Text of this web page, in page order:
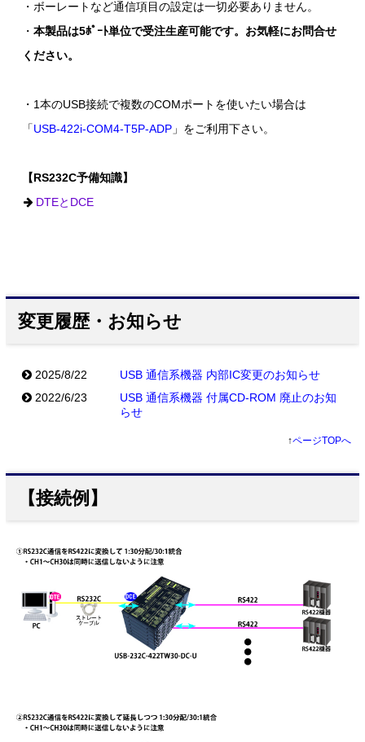
・ボーレートなど通信項目の設定は一切必要ありません。
・ 本製品は5ﾎﾟｰﾄ単位で受注生産可能です。お気軽にお問合せ
ください。
・1本のUSB接続で複数のCOMポートを使いたい場合は
「 USB-422i-COM4-T5P-ADP」をご利用下さい。
【RS232C予備知識】
DTEとDCE
変更履歴・お知らせ
2025/8/22
USB 通信系機器 内部IC変更のお知らせ
2022/6/23
USB 通信系機器 付属CD-ROM 廃止のお知
らせ
↑ページTOPへ
【接続例】